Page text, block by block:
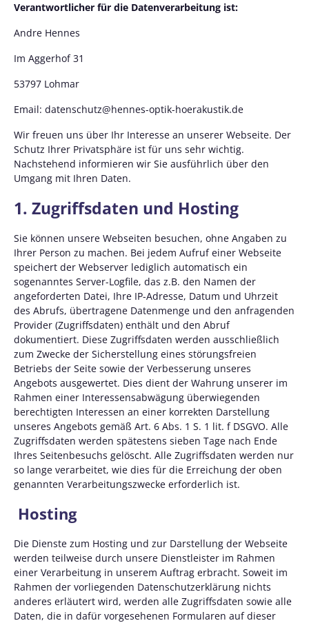
Verantwortlicher für die Datenverarbeitung ist:
Andre Hennes
Im Aggerhof 31
53797 Lohmar
Email: datenschutz@hennes-optik-hoerakustik.de
Wir freuen uns über Ihr Interesse an unserer Webseite. Der
Schutz Ihrer Privatsphäre ist für uns sehr wichtig.
Nachstehend informieren wir Sie ausführlich über den
Umgang mit Ihren Daten.
1. Zugriffsdaten und Hosting
Sie können unsere Webseiten besuchen, ohne Angaben zu
Ihrer Person zu machen. Bei jedem Aufruf einer Webseite
speichert der Webserver lediglich automatisch ein
sogenanntes Server-Logfile, das z.B. den Namen der
angeforderten Datei, Ihre IP-Adresse, Datum und Uhrzeit
des Abrufs, übertragene Datenmenge und den anfragenden
Provider (Zugriffsdaten) enthält und den Abruf
dokumentiert. Diese Zugriffsdaten werden ausschließlich
zum Zwecke der Sicherstellung eines störungsfreien
Betriebs der Seite sowie der Verbesserung unseres
Angebots ausgewertet. Dies dient der Wahrung unserer im
Rahmen einer Interessensabwägung überwiegenden
berechtigten Interessen an einer korrekten Darstellung
unseres Angebots gemäß Art. 6 Abs. 1 S. 1 lit. f DSGVO. Alle
Zugriffsdaten werden spätestens sieben Tage nach Ende
Ihres Seitenbesuchs gelöscht. Alle Zugriffsdaten werden nur
so lange verarbeitet, wie dies für die Erreichung der oben
genannten Verarbeitungszwecke erforderlich ist.
Hosting
Die Dienste zum Hosting und zur Darstellung der Webseite
werden teilweise durch unsere Dienstleister im Rahmen
einer Verarbeitung in unserem Auftrag erbracht. Soweit im
Rahmen der vorliegenden Datenschutzerklärung nichts
anderes erläutert wird, werden alle Zugriffsdaten sowie alle
Daten, die in dafür vorgesehenen Formularen auf dieser